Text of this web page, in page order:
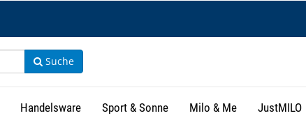
Suche
Handelsware Sport & Sonne Milo & Me JustMILO